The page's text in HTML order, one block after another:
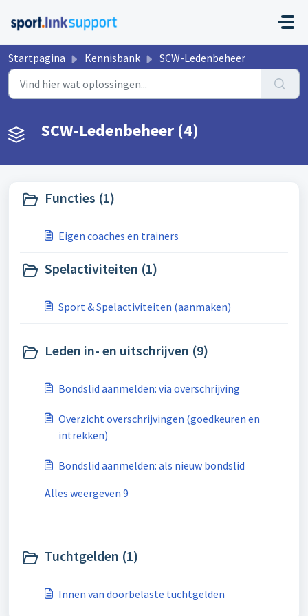
Startpagina Kennisbank SCW-Ledenbeheer
SCW-Ledenbeheer (4)
Functies (1)
Eigen coaches en trainers
Spelactiviteiten (1)
Sport & Spelactiviteiten (aanmaken)
Leden in- en uitschrijven (9)
Bondslid aanmelden: via overschrijving
Overzicht overschrijvingen (goedkeuren en
intrekken)
Bondslid aanmelden: als nieuw bondslid
Alles weergeven 9
Tuchtgelden (1)
Innen van doorbelaste tuchtgelden